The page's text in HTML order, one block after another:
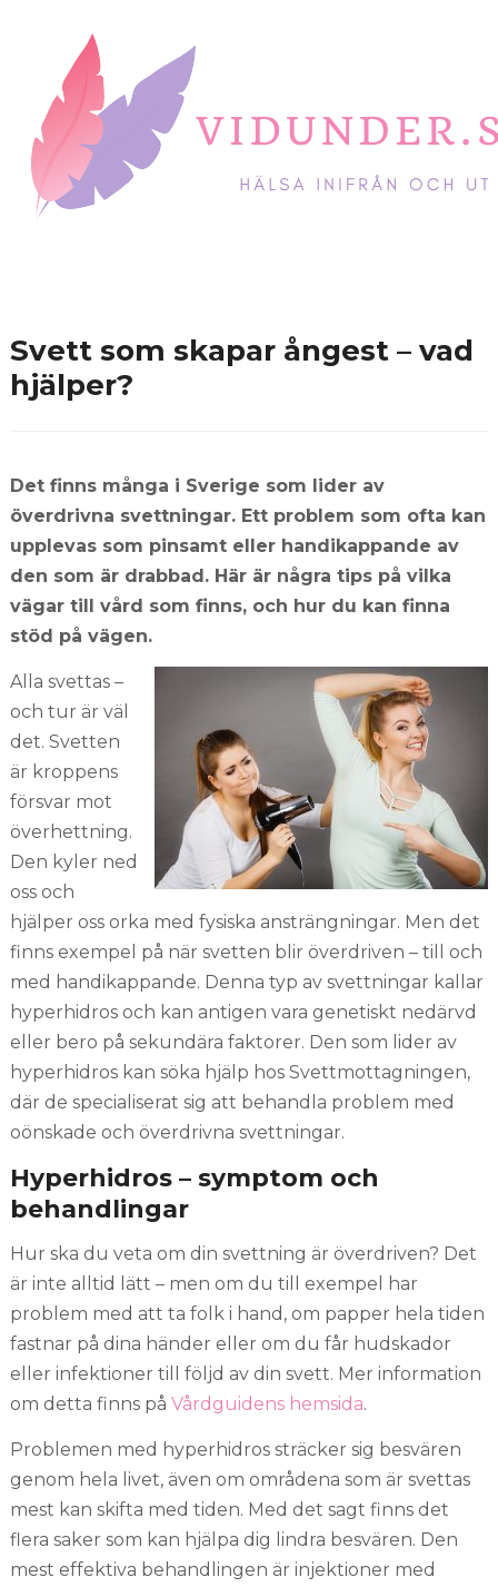
Svett som skapar ångest – vad
hjälper?
Det finns många i Sverige som lider av
överdrivna svettningar. Ett problem som ofta kan
upplevas som pinsamt eller handikappande av
den som är drabbad. Här är några tips på vilka
vägar till vård som finns, och hur du kan finna
stöd på vägen.
Alla svettas –
och tur är väl
det. Svetten
är kroppens
försvar mot
överhettning.
Den kyler ned
oss och
hjälper oss orka med fysiska ansträngningar. Men det
finns exempel på när svetten blir överdriven – till och
med handikappande. Denna typ av svettningar kallar
hyperhidros och kan antigen vara genetiskt nedärvd
eller bero på sekundära faktorer. Den som lider av
hyperhidros kan söka hjälp hos Svettmottagningen,
där de specialiserat sig att behandla problem med
oönskade och överdrivna svettningar.
Hyperhidros – symptom och
behandlingar
Hur ska du veta om din svettning är överdriven? Det
är inte alltid lätt – men om du till exempel har
problem med att ta folk i hand, om papper hela tiden
fastnar på dina händer eller om du får hudskador
eller infektioner till följd av din svett. Mer information
om detta finns på Vårdguidens hemsida.
Problemen med hyperhidros sträcker sig besvären
genom hela livet, även om områdena som är svettas
mest kan skifta med tiden. Med det sagt finns det
flera saker som kan hjälpa dig lindra besvären. Den
mest effektiva behandlingen är injektioner med